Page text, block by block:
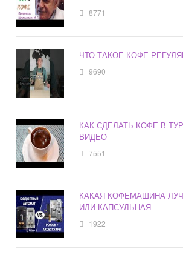
8771
ЧТО ТАКОЕ КОФЕ
9690
КАК СДЕЛАТЬ КОФЕ В
ВИДЕО
7551
КАКАЯ КОФЕМАШИНА
ИЛИ КАПСУЛЬНАЯ
1922